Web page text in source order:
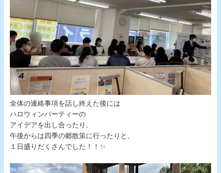
全体の連絡事項を話し終えた後には
ハロウィンパーティーの
アイデアを出し合ったり、
午後からは四季の郷散策に行ったりと、
１日盛りだくさんでした！！✨